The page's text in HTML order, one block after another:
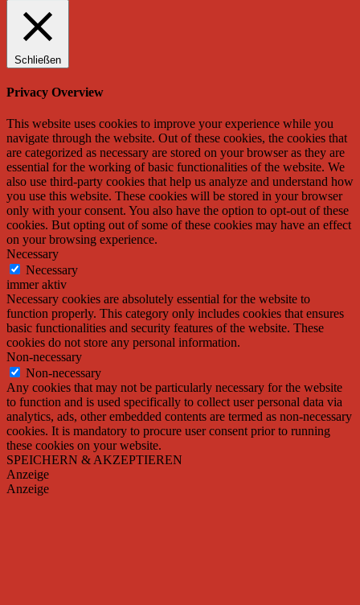
Schließen
Privacy Overview
This website uses cookies to improve your experience while you
navigate through the website. Out of these cookies, the cookies that
are categorized as necessary are stored on your browser as they are
essential for the working of basic functionalities of the website. We
also use third-party cookies that help us analyze and understand how
you use this website. These cookies will be stored in your browser
only with your consent. You also have the option to opt-out of these
cookies. But opting out of some of these cookies may have an effect
on your browsing experience.
Necessary
Necessary
immer aktiv
Necessary cookies are absolutely essential for the website to
function properly. This category only includes cookies that ensures
basic functionalities and security features of the website. These
cookies do not store any personal information.
Non-necessary
Non-necessary
Any cookies that may not be particularly necessary for the website
to function and is used specifically to collect user personal data via
analytics, ads, other embedded contents are termed as non-necessary
cookies. It is mandatory to procure user consent prior to running
these cookies on your website.
SPEICHERN & AKZEPTIEREN
Anzeige
Anzeige